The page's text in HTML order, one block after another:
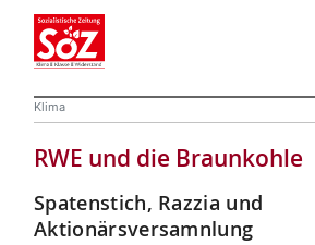
Klima
RWE und die Braunkohle
Spatenstich, Razzia und
Aktionärsversamnlung